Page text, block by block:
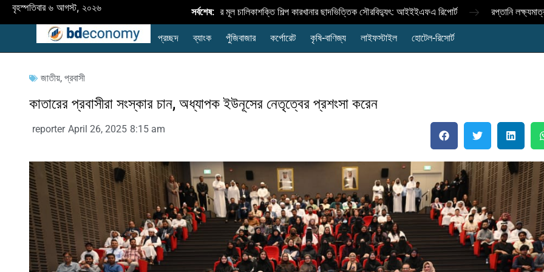
বৃহস্পতিবার ৬ আগস্ট, ২০২৬ সর্বশেষ:
বাংলাদেশে নবায়নযোগ্য জ্বালানি প্রসারের মূল চালিকাশক্তি শিল্প কারখানার ছাদভিত্তিক সৌরবিদ্যুৎ: আইইইএফএ রিপোর্ট রপ্তানি লক্ষ্যমাত্রা
প্রচ্ছদ ব্যাংক পুঁজিবাজার কর্পোরেট কৃষি-বাণিজ্য লাইফস্টাইল হোটেল-রিসোর্ট
জাতীয়, প্রবাসী
কাতারের প্রবাসীরা সংস্কার চান, অধ্যাপক ইউনূসের নেতৃত্বের প্রশংসা করেন
reporter April 26, 2025 8:15 am